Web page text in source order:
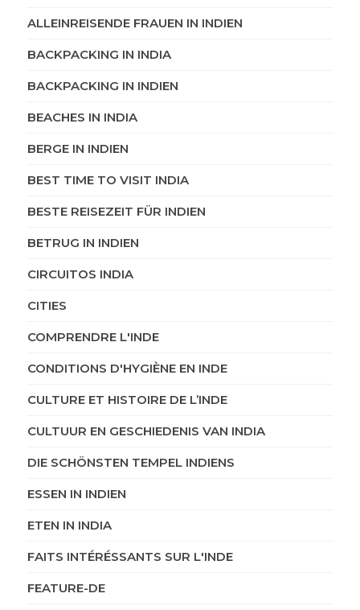
ALLEINREISENDE FRAUEN IN INDIEN
BACKPACKING IN INDIA
BACKPACKING IN INDIEN
BEACHES IN INDIA
BERGE IN INDIEN
BEST TIME TO VISIT INDIA
BESTE REISEZEIT FÜR INDIEN
BETRUG IN INDIEN
CIRCUITOS INDIA
CITIES
COMPRENDRE L'INDE
CONDITIONS D'HYGIÈNE EN INDE
CULTURE ET HISTOIRE DE L’INDE
CULTUUR EN GESCHIEDENIS VAN INDIA
DIE SCHÖNSTEN TEMPEL INDIENS
ESSEN IN INDIEN
ETEN IN INDIA
FAITS INTÉRÉSSANTS SUR L'INDE
FEATURE-DE